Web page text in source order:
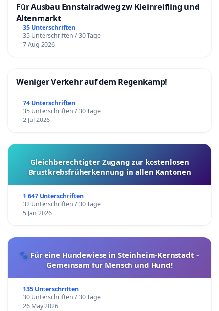
Für Ausbau Ennstalradweg zw Kleinreifling und
Altenmarkt
35 Unterschriften
35 Unterschriften / 30 Tage
7 Aug 2026
Weniger Verkehr auf dem Regenkamp!
74 Unterschriften
35 Unterschriften / 30 Tage
2 Jul 2026
Gleichberechtigter Zugang zur kostenlosen
Brustkrebsfrüherkennung in allen Kantonen
1 647 Unterschriften
32 Unterschriften / 30 Tage
5 Jan 2026
🐾 Für eine Hundewiese in Steinheim-Kernstadt –
Gemeinsam für Mensch und Hund!
135 Unterschriften
30 Unterschriften / 30 Tage
26 May 2026